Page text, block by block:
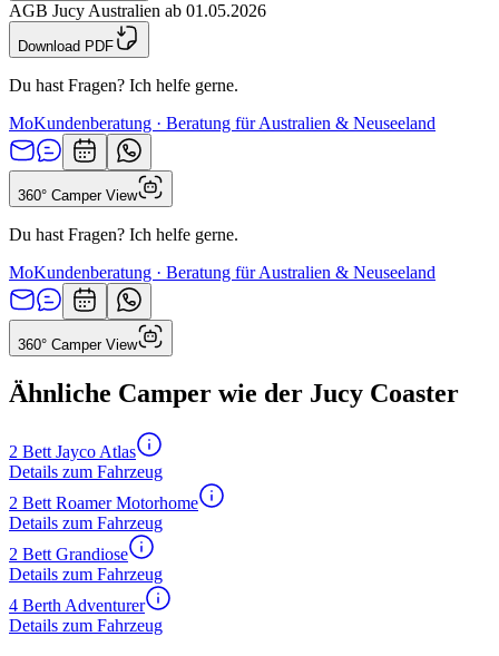
AGB Jucy Australien ab 01.05.2026
Download PDF
Du hast Fragen? Ich helfe gerne.
MoKundenberatung · Beratung für Australien & Neuseeland
360° Camper View
Du hast Fragen? Ich helfe gerne.
MoKundenberatung · Beratung für Australien & Neuseeland
360° Camper View
Ähnliche Camper wie der Jucy Coaster
2 Bett Jayco Atlas
Details zum Fahrzeug
2 Bett Roamer Motorhome
Details zum Fahrzeug
2 Bett Grandiose
Details zum Fahrzeug
4 Berth Adventurer
Details zum Fahrzeug